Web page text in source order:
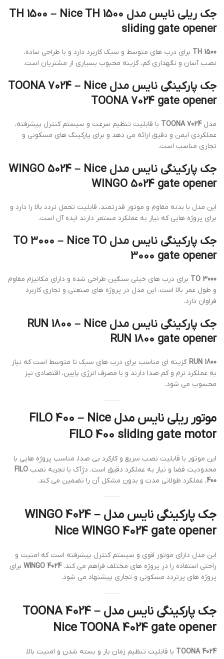
جک ریلی نایس مدل TH 1500 – Nice TH 1500
sliding gate opener
TH 1500 برای درب های متوسط و سبک کاربرد دارد و با طراحی ساده،
نصب آسان و نگهداری کم، گزینه محبوب بسیاری از مشتریان است.
جک پارکینگی نایس مدل TOONA 7024 – Nice
TOONA 7024 gate opener
مدلTOONA 7024 با قابلیت تنظیم سرعت و سیستم کنترل پیشرفته،
عملکردی ایمن و دقیق ارائه می دهد و برای پارکینگ های مسکونی و
تجاری مناسب است.
جک پارکینگی نایس مدل WINGO 5024 – Nice
WINGO 5024 gate opener
این مدل با بدنه مقاوم و موتور قدرتمند، قابلیت تحمل تردد بالا را دارد و
برای پروژه هایی که نیاز به عملکرد مستمر دارند ایده آل است.
جک پارکینگی نایس مدل TO 3000 – Nice TO
3000 gate opener
TO 3000 برای درب های خیلی سنگین طراحی شده و دارای مکانیزم مقاوم
و طول عمر بالا است. این مدل در پروژه های صنعتی و تجاری کاربرد
فراوان دارد.
جک پارکینگی نایس مدل RUN 1800 – Nice
RUN 1800 gate opener
RUN 1800 گزینه ای مناسب برای درب های سبک تا متوسط است که نیاز
به عملکرد نرم و کم صدا دارند و با مصرف انرژی پایین، اقتصادی نیز
محسوب می شود.
موتور ریلی نایس مدل FILO 400 – Nice
FILO 400 sliding gate motor
این موتور با قابلیت نصب سریع و کارکرد بی صدا، مناسب پروژه هایی با
محدودیت فضا و نیاز به عملکرد دقیق است. دژآک با تجربه نصب FILO
400، عملکرد طولانی مدت و بدون مشکل آن را تضمین می کند.
جک پارکینگی نایس مدل WINGO 4024 –
Nice WINGO 4024 gate opener
این مدل دارای موتور قوی و سیستم کنترل پیشرفته است که امنیت و
راحتی استفاده را در پروژه های مختلف فراهم می کند.WINGO 4024 برای
پروژه های پرتردد مسکونی و تجاری پیشنهاد می شود.
جک پارکینگی نایس مدل TOONA 4024 –
Nice TOONA 4024 gate opener
TOONA 4024 با قابلیت تنظیم زمان باز و بسته شدن و امنیت بالا،